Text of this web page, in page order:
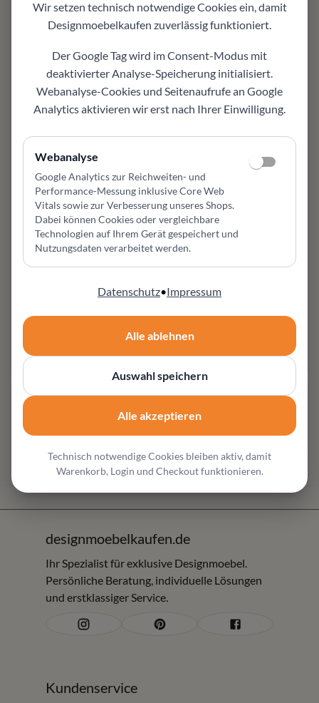
weitere Optionen können ausgewählt werden
Individuell planbar
je nach Variante, Farbe oder Ausführung passend
auswählbar
Einsatzbereich
geeignet für Wohnzimmer, Esszimmer, Lounge
oder Leseecke
Design und Komfort
Sitzkomfort, Proportionen und Bezugsauswahl
stehen bei diesem Möbel im Mittelpunkt
Gut kombinierbar
passt zu vorhandenen Möbeln und modernen
Einrichtungskonzepten
Persönliche Beratung
Konfiguration
individuelle Wohnlösungen
Produktbeschreibung
Produktausführungen
Mobitec& Hersteller-Informationen
designmoebelkaufen.de
Ihr Spezialist für exklusive Designmoebel.
Persönliche Beratung, individuelle Lösungen
und erstklassiger Service.
Kundenservice
Wir setzen technisch notwendige Cookies ein, damit
Designmoebelkaufen zuverlässig funktioniert.
Der Google Tag wird im Consent-Modus mit
deaktivierter Analyse-Speicherung initialisiert.
Webanalyse-Cookies und Seitenaufrufe an Google
Analytics aktivieren wir erst nach Ihrer Einwilligung.
Webanalyse
Google Analytics zur Reichweiten- und
Performance-Messung inklusive Core Web
Vitals sowie zur Verbesserung unseres Shops.
Dabei können Cookies oder vergleichbare
Technologien auf Ihrem Gerät gespeichert und
Nutzungsdaten verarbeitet werden.
Datenschutz•Impressum
Alle ablehnen
Auswahl speichern
Alle akzeptieren
Technisch notwendige Cookies bleiben aktiv, damit
Warenkorb, Login und Checkout funktionieren.